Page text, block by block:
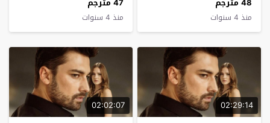
منذ 4 سنوات منذ 4 سنوات
02:29:14
02:02:07